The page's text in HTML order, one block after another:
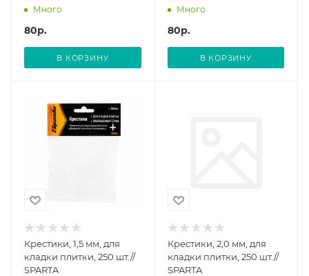
Много
80р.
В КОРЗИНУ
Много
80р.
В КОРЗИНУ
Крестики, 1,5 мм, для
кладки плитки, 250 шт.//
SPARTA
Крестики, 2,0 мм, для
кладки плитки, 250 шт.//
SPARTA